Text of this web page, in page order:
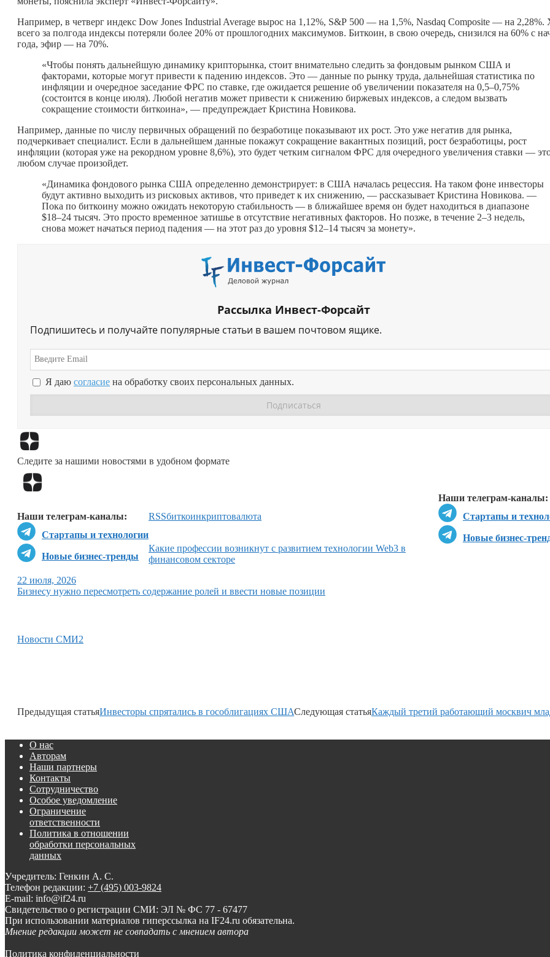
Например, в четверг индекс Dow Jones Industrial Average вырос на 1,12%, S&P 500 — на 1,5%, Nasdaq Composite — на 2,28%.
всего за полгода индексы потеряли более 20% от прошлогодних максимумов. Биткоин, в свою очередь, снизился на 60% с
года, эфир — на 70%.
«Чтобы понять дальнейшую динамику крипторынка, стоит внимательно следить за фондовым рынком США и
факторами, которые могут привести к падению индексов. Это — данные по рынку труда, дальнейшая статистика по
инфляции и очередное заседание ФРС по ставке, где ожидается решение об увеличении показателя на 0,5–0,75%
(состоится в конце июля). Любой негатив может привести к снижению биржевых индексов, а следом вызвать
сокращение стоимости биткоина», — предупреждает Кристина Новикова.
Например, данные по числу первичных обращений по безработице показывают их рост. Это уже негатив для рынка,
подчеркивает специалист. Если в дальнейшем данные покажут сокращение вакантных позиций, рост безработицы, рост
инфляции (которая уже на рекордном уровне 8,6%), это будет четким сигналом ФРС для очередного увеличения ставки —
любом случае произойдет.
«Динамика фондового рынка США определенно демонстрирует: в США началась рецессия. На таком фоне инвесторы
будут активно выходить из рисковых активов, что приведет к их снижению, — рассказывает Кристина Новикова. —
Пока по биткоину можно ожидать некоторую стабильность — в ближайшее время он будет находиться в диапазоне
$18–24 тысяч. Это просто временное затишье в отсутствие негативных факторов. Но позже, в течение 2–3 недель,
снова может начаться период падения — на этот раз до уровня $12–14 тысяч за монету».
Рассылка Инвест-Форсайт
Подпишитесь и получайте популярные статьи в вашем почтовом ящике.
Я даю согласие на обработку своих персональных данных.
Следите за нашими новостями в удобном формате
Наши телеграм-каналы:
Стартапы и
Новые бизнес-
Наши телеграм-каналы:
Стартапы и технологии
Новые бизнес-тренды
RSSбиткоинкриптовалюта
Какие профессии возникнут с развитием технологии Web3 в
финансовом секторе
22 июля, 2026
Бизнесу нужно пересмотреть содержание ролей и ввести новые позиции
Новости СМИ2
Предыдущая статьяИнвесторы спрятались в гособлигациях СШАСледующая статьяКаждый третий работающий москвич
О нас
Авторам
Наши партнеры
Контакты
Сотрудничество
Особое уведомление
Ограничение
ответственности
Политика в отношении
обработки персональных
данных
Учредитель: Генкин А. С.
Телефон редакции: +7 (495) 003-9824
E-mail: info@if24.ru
Свидетельство о регистрации СМИ: ЭЛ № ФС 77 - 67477
При использовании материалов гиперссылка на IF24.ru обязательна.
Мнение редакции может не совпадать с мнением автора
Политика конфиденциальности